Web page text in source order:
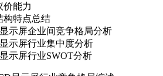
力
点总结
企业间竞争格局分析
行业集中度分析
行业SWOT分析